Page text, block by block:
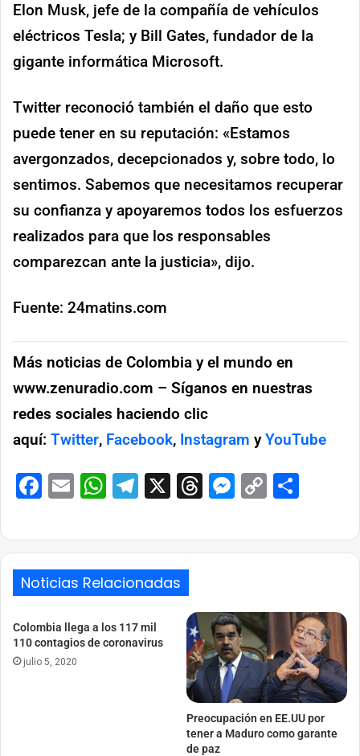
Elon Musk, jefe de la compañía de vehículos
eléctricos Tesla; y Bill Gates, fundador de la
gigante informática Microsoft.
Twitter reconoció también el daño que esto
puede tener en su reputación: «Estamos
avergonzados, decepcionados y, sobre todo, lo
sentimos. Sabemos que necesitamos recuperar
su confianza y apoyaremos todos los esfuerzos
realizados para que los responsables
comparezcan ante la justicia», dijo.
Fuente: 24matins.com
Más noticias de Colombia y el mundo en
www.zenuradio.com – Síganos en nuestras
redes sociales haciendo clic
aquí: Twitter, Facebook, Instagram yYouTube
Facebook
EmailWhatsApp
Telegram
X ThreadsCopy
Noticias Relacionadas
Colombia llega a los 117 mil
110 contagios de coronavirus
julio 5, 2020
Preocupación en EE.UU por
tener a Maduro como garante
de paz